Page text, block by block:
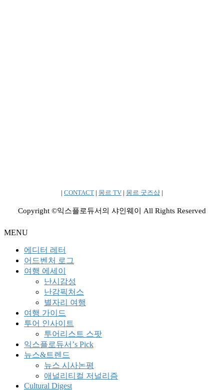
| CONTACT | 몽르 TV | 몽르 굿즈샵 |
Copyright ©익스플로듀서의 샤인웨이 All Rights Reserved
MENU
에디터 레터
어드벤처 로그
여행 에세이
난시감성
난감픽처스
별자리 여행
여행 가이드
투어 인사이트
투어리스트 스팟
익스플로듀서’s Pick
뉴스&트렌드
뉴스 시사논평
애널리티컬 저널리즘
Cultural Digest